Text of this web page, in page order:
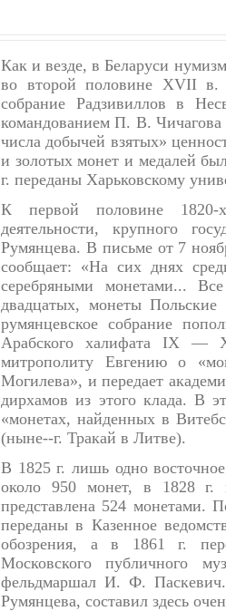
Как и везде, в Беларуси
во второй половине XVII в.
собрание Радзивиллов в
командованием П. В. Чичагова
числа добычей взятых»
и золотых монет и медалей
г. переданы Харьковскому
К первой половине 1820-х
деятельности, крупного
Румянцева. В письме от 7
сообщает: «На сих днях
серебряными монетами...
двадцатых, монеты
румянцевское собрание
Арабского халифата IX —
митрополиту Евгению о
Могилева», и передает
дирхамов из этого клада. В
«монетах, найденных в
(ныне--г. Тракай в Литве).
В 1825 г. лишь одно
около 950 монет, в 1828 г.
представлена 524 монетами.
переданы в Казенное
обозрения, а в 1861 г.
Московского публичного
фельдмаршал И. Ф.
Румянцева, составил здесь